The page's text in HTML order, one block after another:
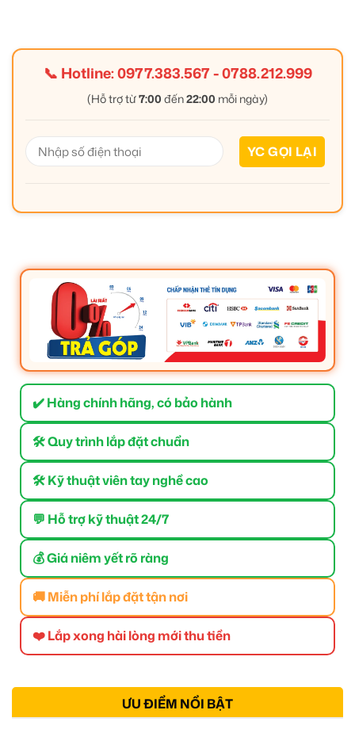
📞 Hotline:0977.383.567-0788.212.999
(Hỗ trợ từ7:00 đến22:00 mỗi ngày)
✔️ Hàng chính hãng, có bảo hành
🛠 Quy trình lắp đặt chuẩn
🛠 Kỹ thuật viên tay nghề cao
💬 Hỗ trợ kỹ thuật 24/7
💰 Giá niêm yết rõ ràng
🚚 Miễn phí lắp đặt tận nơi
❤️ Lắp xong hài lòng mới thu tiền
ƯU ĐIỂM NỔI BẬT